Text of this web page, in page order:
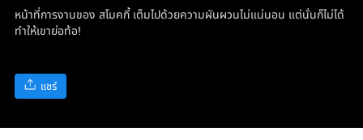
หน้าที่การงานของ สโมคกี้ เต็มไปด้วยความผันผวนไม่แน่นอน แต่นั่นก็ไม่ได้
ทำให้เขาย่อท้อ!
แชร์